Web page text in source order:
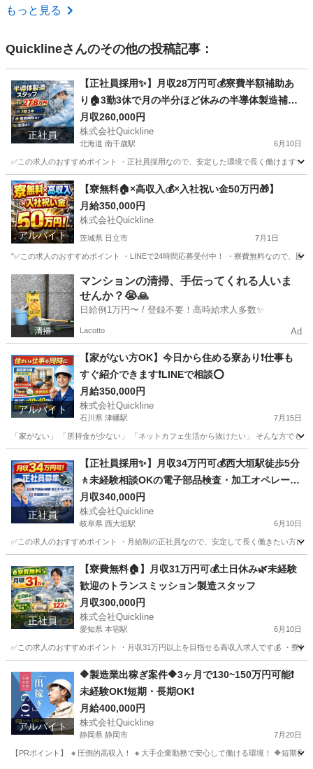
愛媛 新居浜市
もっと見る
Quicklineさんのその他の投稿記事：
正社員
【正社員採用✨】月収28万円可💰寮費半額補助あ
り🏠3勤3休で月の半分ほど休みの半導体製造補
助・保全スタッフ
月収260,000円
株式会社Quickline
北海道 南千歳駅 6月10日
✅この求人のおすすめポイント ・正社員採用なので、安定した環境で長く働けます✨
北海道 千歳市 南千歳駅 半導体 業務
アルバイト
【寮無料🏠×高収入💰×入社祝い金50万円🎁】
月給350,000円
株式会社Quickline
茨城県 日立市 7月1日
"✅この求人のおすすめポイント ・LINEで24時間応募受付中！ ・寮費無料なので、
茨城 日立市 工場 無料
マンションの清掃、手伝ってくれる人いま
せんか？😭🙏
日給例1万円〜 / 登録不要！高時給求人多数✨
Lacotto Ad
アルバイト
【家がない方OK】今日から住める寮あり❗️仕事も
すぐ紹介できます❗️LINEで相談⭕️
月給350,000円
株式会社Quickline
石川県 津幡駅 7月15日
「家がない」 「所持金が少ない」 「ネットカフェ生活から抜けたい」 そんな方でも
津幡駅 工場 個室
正社員
【正社員採用✨】月収34万円可💰西大垣駅徒歩5分
🚶未経験相談OKの電子部品検査・加工オペレータ
ースタッフ｜岐阜県大垣市
月収340,000円
株式会社Quickline
岐阜県 西大垣駅 6月10日
✅この求人のおすすめポイント ・月給制の正社員なので、安定して長く働きたい方に
西大垣駅 機械
正社員
【寮費無料🏠】月収31万円可💰土日休み🌿未経験
歓迎のトランスミッション製造スタッフ
月収300,000円
株式会社Quickline
愛知県 本宿駅 6月10日
✅この求人のおすすめポイント ・月収31万円以上を目指せる高収入求人です💰 ・寮
本宿駅 機械
アルバイト
🔶製造業出稼ぎ案件🔶3ヶ月で130~150万円可能❗️
未経験OK❗️短期・長期OK❗️
月給400,000円
株式会社Quickline
静岡県 静岡市 7月20日
【PRポイント】 🔸圧倒的高収入！ 🔸大手企業勤務で安心して働ける環境！ 🔶短期